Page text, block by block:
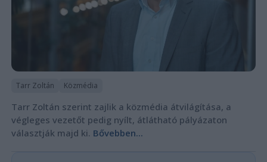
Tarr Zoltán Közmédia
Tarr Zoltán szerint zajlik a közmédia átvilágítása, a
végleges vezetőt pedig nyílt, átlátható pályázaton
választják majd ki. Bővebben...